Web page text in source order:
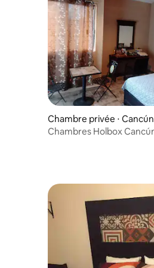
Chambre privée ⋅ Cancún